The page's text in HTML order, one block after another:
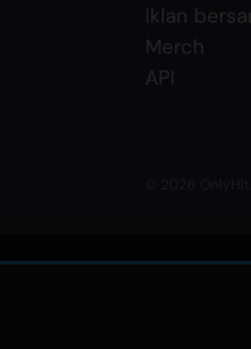
Iklan
Merch
API